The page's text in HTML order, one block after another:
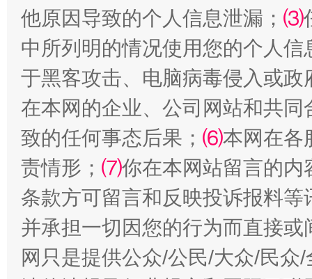
揭批美国五大"原罪" "炒
他原因导致的个人信息泄漏； ⑶
中所列明的情况使用您的个人
于黑客攻击、电脑病毒侵入或
在本网的企业、公司网站和共
致的任何事态后果； ⑹本网在各
责情形； ⑺你在本网站留言的内
条款方可留言和反映投诉报料
并承担一切因您的行为而直接
网只是提供公众/公民/大众/民